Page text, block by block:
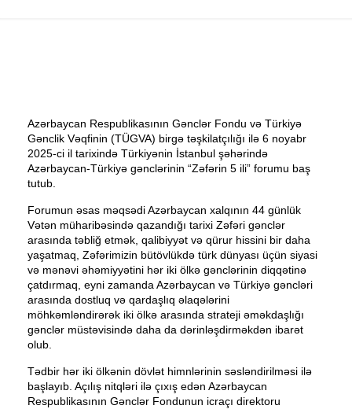
Azərbaycan Respublikasının Gənclər Fondu və Türkiyə
Gənclik Vəqfinin (TÜGVA) birgə təşkilatçılığı ilə 6 noyabr
2025-ci il tarixində Türkiyənin İstanbul şəhərində
Azərbaycan-Türkiyə gənclərinin “Zəfərin 5 ili” forumu baş
tutub.
Forumun əsas məqsədi Azərbaycan xalqının 44 günlük
Vətən müharibəsində qazandığı tarixi Zəfəri gənclər
arasında təbliğ etmək, qalibiyyət və qürur hissini bir daha
yaşatmaq, Zəfərimizin bütövlükdə türk dünyası üçün siyasi
və mənəvi əhəmiyyətini hər iki ölkə gənclərinin diqqətinə
çatdırmaq, eyni zamanda Azərbaycan və Türkiyə gəncləri
arasında dostluq və qardaşlıq əlaqələrini
möhkəmləndirərək iki ölkə arasında strateji əməkdaşlığı
gənclər müstəvisində daha da dərinləşdirməkdən ibarət
olub.
Tədbir hər iki ölkənin dövlət himnlərinin səsləndirilməsi ilə
başlayıb. Açılış nitqləri ilə çıxış edən Azərbaycan
Respublikasının Gənclər Fondunun icraçı direktoru